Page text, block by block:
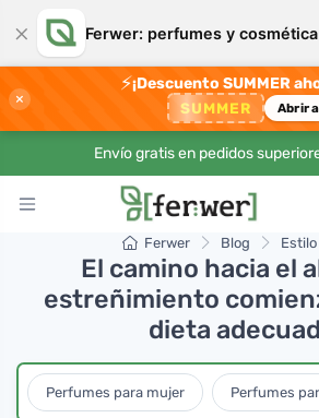
× Ferwer: perfumes y cosmética
×
⚡¡Descuento SUMMER
SUMMER Abrir
Envío gratis en pedidos
Ferwer Blog
El camino hacia el
estreñimiento
dieta
Perfumes para mujer Perfumes